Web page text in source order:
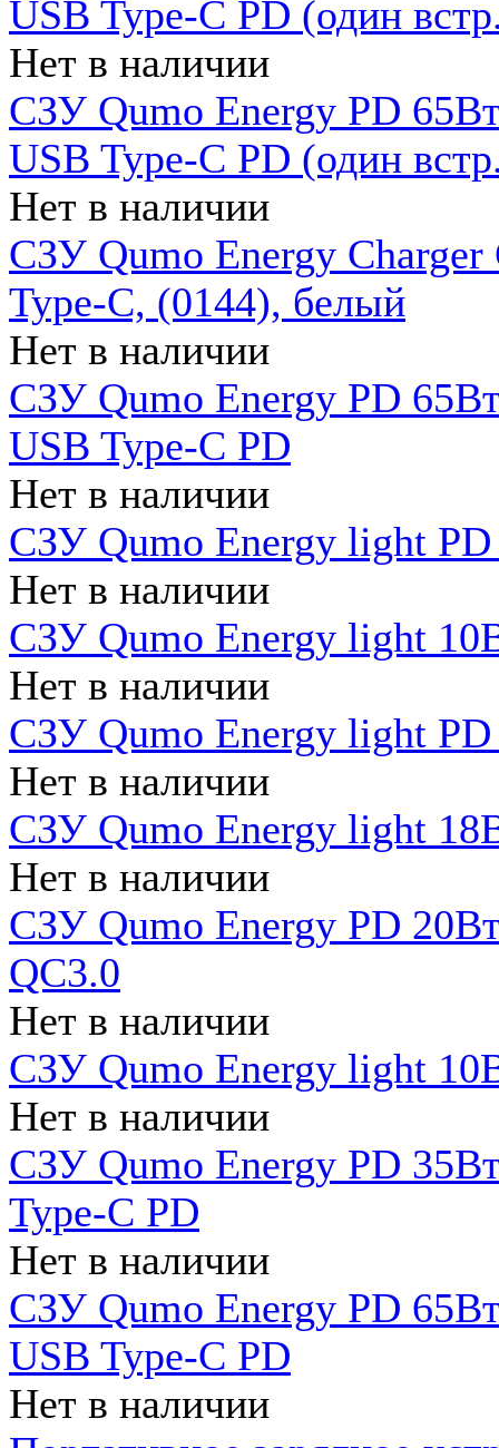
USB Type-C PD (один
Нет в наличии
СЗУ Qumo Energy PD
USB Type-C PD (один
Нет в наличии
СЗУ Qumo Energy
Type-C, (0144), белый
Нет в наличии
СЗУ Qumo Energy PD
USB Type-C PD
Нет в наличии
СЗУ Qumo Energy light
Нет в наличии
СЗУ Qumo Energy light
Нет в наличии
СЗУ Qumo Energy light
Нет в наличии
СЗУ Qumo Energy light
Нет в наличии
СЗУ Qumo Energy PD
QC3.0
Нет в наличии
СЗУ Qumo Energy light
Нет в наличии
СЗУ Qumo Energy PD
Type-C PD
Нет в наличии
СЗУ Qumo Energy PD
USB Type-C PD
Нет в наличии